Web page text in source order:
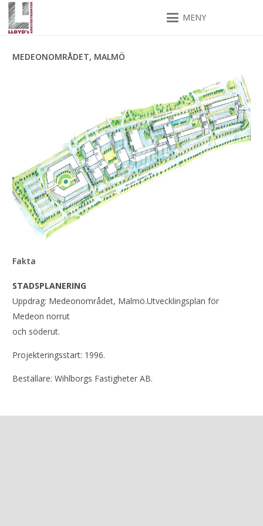
MENY
MEDEONOMRÅDET, MALMÖ
Fakta
STADSPLANERING
Uppdrag: Medeonområdet, Malmö.Utvecklingsplan för
Medeon norrut
och söderut.
Projekteringsstart: 1996.
Beställare: Wihlborgs Fastigheter AB.